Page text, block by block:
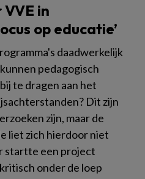
in
op educatie’
daadwerkelijk
pedagogisch
te dragen aan het
Dit zijn
zijn, maar de
liet zich hierdoor niet
startte een project
onder de loep